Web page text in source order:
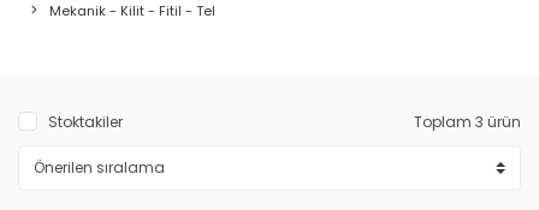
Mekanik - Kilit - Fitil - Tel
Stoktakiler Toplam 3 ürün